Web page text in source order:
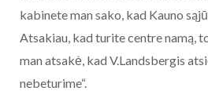
kabinete man sako, kad Kauno
Atsakiau, kad turite centre namą,
man atsakė, kad V.Landsbergis
nebeturime“.